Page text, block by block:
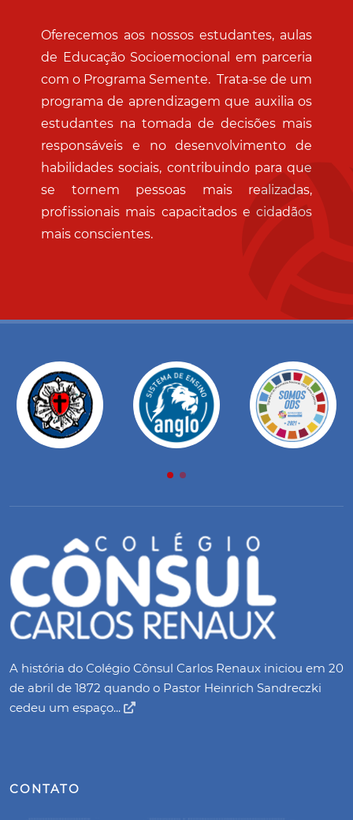
Oferecemos aos nossos estudantes, aulas
de Educação Socioemocional em parceria
com o Programa Semente. Trata-se de um
programa de aprendizagem que auxilia os
estudantes na tomada de decisões mais
responsáveis e no desenvolvimento de
habilidades sociais, contribuindo para que
se tornem pessoas mais realizadas,
profissionais mais capacitados e cidadãos
mais conscientes.
A história do Colégio Cônsul Carlos Renaux iniciou em 20
de abril de 1872 quando o Pastor Heinrich Sandreczki
cedeu um espaço...
CONTATO